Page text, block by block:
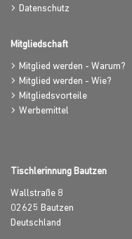
Datenschutz
Mitgliedschaft
Mitglied werden - Warum?
Mitglied werden - Wie?
Mitgliedsvorteile
Werbemittel
Tischlerinnung Bautzen
Wallstraße 8
02625 Bautzen
Deutschland